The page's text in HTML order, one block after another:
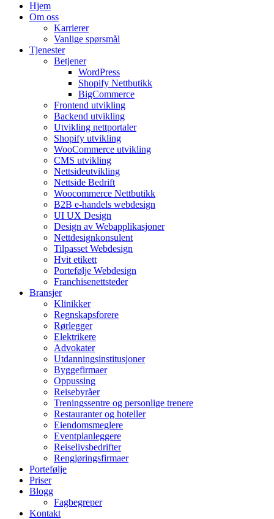
Hjem
Om oss
Karrierer
Vanlige spørsmål
Tjenester
Betjener
WordPress
Shopify Nettbutikk
BigCommerce
Frontend utvikling
Backend utvikling
Utvikling nettportaler
Shopify utvikling
WooCommerce utvikling
CMS utvikling
Nettsideutvikling
Nettside Bedrift
Woocommerce Nettbutikk
B2B e-handels webdesign
UI UX Design
Design av Webapplikasjoner
Nettdesignkonsulent
Tilpasset Webdesign
Hvit etikett
Portefølje Webdesign
Franchisenettsteder
Bransjer
Klinikker
Regnskapsforere
Rørlegger
Elektrikere
Advokater
Utdanningsinstitusjoner
Byggefirmaer
Oppussing
Reisebyråer
Treningssentre og personlige trenere
Restauranter og hoteller
Eiendomsmeglere
Eventplanleggere
Reiselivsbedrifter
Rengjøringsfirmaer
Portefølje
Priser
Blogg
Fagbegreper
Kontakt